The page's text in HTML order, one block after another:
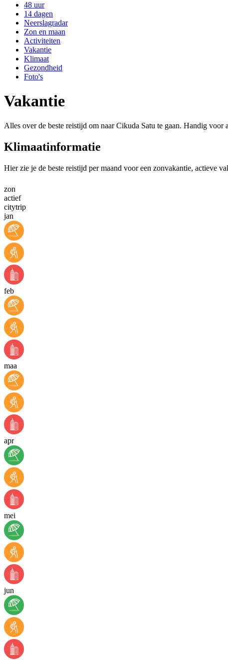
48 uur
14 dagen
Neerslagradar
Zon en maan
Activiteiten
Vakantie
Klimaat
Gezondheid
Foto's
Vakantie
Alles over de beste reistijd om naar Cikuda Satu te gaan. Handig
Klimaatinformatie
Hier zie je de beste reistijd per maand voor een zonvakantie, actieve
zon
actief
citytrip
jan
feb
maa
apr
mei
jun